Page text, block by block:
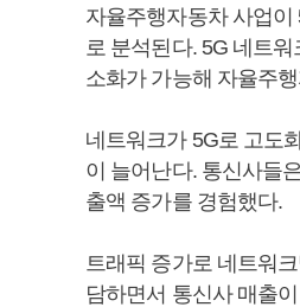
자율주행자동차 사업
로 분석된다. 5G 네트
소화가 가능해 자율주
네트워크가 5G로 고도
이 늘어난다. 통신사들
출액 증가를 경험했다.
트래픽 증가로 네트워
담하면서 통신사 매출